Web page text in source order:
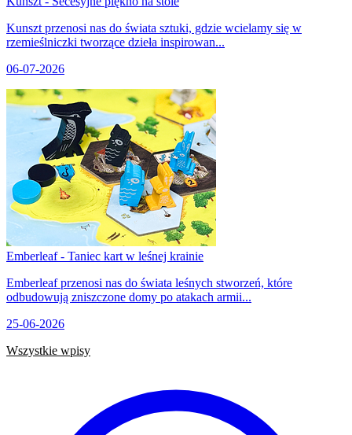
Kunszt przenosi nas do świata sztuki, gdzie wcielamy się w
rzemieślniczki tworzące dzieła inspirowan...
06-07-2026
Emberleaf - Taniec kart w leśnej krainie
Emberleaf przenosi nas do świata leśnych stworzeń, które
odbudowują zniszczone domy po atakach armii...
25-06-2026
Wszystkie wpisy